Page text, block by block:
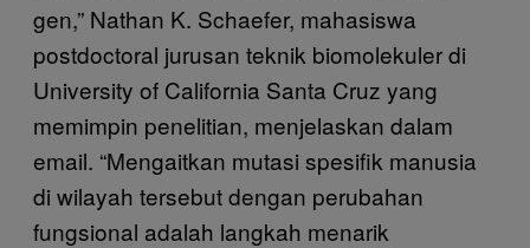
gen,” Nathan K. Schaefer, mahasiswa
postdoctoral jurusan teknik biomolekuler di
University of California Santa Cruz yang
memimpin penelitian, menjelaskan dalam
email. “Mengaitkan mutasi spesifik manusia
di wilayah tersebut dengan perubahan
fungsional adalah langkah menarik